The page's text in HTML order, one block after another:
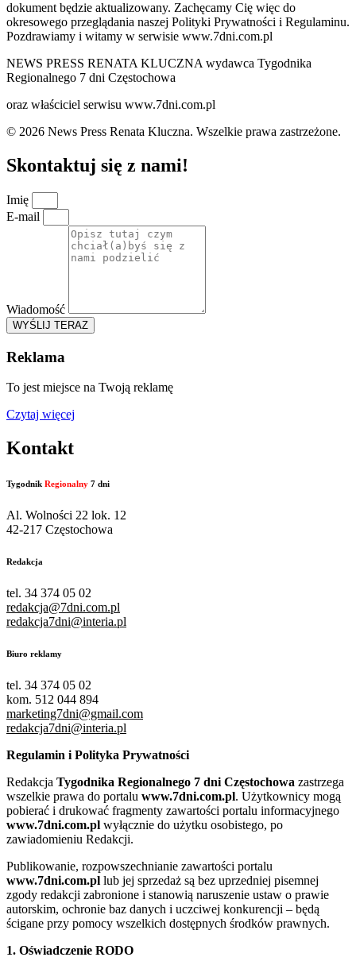
dokument będzie aktualizowany. Zachęcamy Cię więc do
okresowego przeglądania naszej Polityki Prywatności i Regulaminu.
Pozdrawiamy i witamy w serwisie www.7dni.com.pl
NEWS PRESS RENATA KLUCZNA wydawca Tygodnika
Regionalnego 7 dni Częstochowa
oraz właściciel serwisu www.7dni.com.pl
© 2026 News Press Renata Kluczna. Wszelkie prawa zastrzeżone.
Skontaktuj się z nami!
Imię
E-mail
Wiadomość
WYŚLIJ TERAZ
Reklama
To jest miejsce na Twoją reklamę
Czytaj więcej
Kontakt
Tygodnik Regionalny 7 dni
Al. Wolności 22 lok. 12
42-217 Częstochowa
Redakcja
tel. 34 374 05 02
redakcja@7dni.com.pl
redakcja7dni@interia.pl
Biuro reklamy
tel. 34 374 05 02
kom. 512 044 894
marketing7dni@gmail.com
redakcja7dni@interia.pl
Regulamin i Polityka Prywatności
Redakcja Tygodnika Regionalnego 7 dni Częstochowa zastrzega
wszelkie prawa do portalu www.7dni.com.pl. Użytkownicy mogą
pobierać i drukować fragmenty zawartości portalu informacyjnego
www.7dni.com.pl wyłącznie do użytku osobistego, po
zawiadomieniu Redakcji.
Publikowanie, rozpowszechnianie zawartości portalu
www.7dni.com.pl lub jej sprzedaż są bez uprzedniej pisemnej
zgody redakcji zabronione i stanowią naruszenie ustaw o prawie
autorskim, ochronie baz danych i uczciwej konkurencji – będą
ścigane przy pomocy wszelkich dostępnych środków prawnych.
1. Oświadczenie RODO